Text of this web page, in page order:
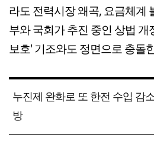
라도 전력시장 왜곡, 요금체계
부와 국회가 추진 중인 상법 개
보호' 기조와도 정면으로 충돌
누진제 완화로 또 한전 수입 감
방